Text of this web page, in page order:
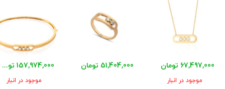
67,497,000 تومان
موجود در انبار
51,404,000 تومان 157,974,000 تومان
موجود در انبار